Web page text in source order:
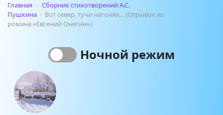
Главная › Сборник стихотворений А.С.
Пушкина › Вот север, тучи нагоняя… (Отрывок из
романа «Евгений Онегин»)
Ночной режим